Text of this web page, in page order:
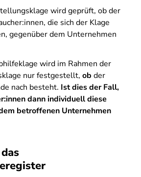
wird geprüft, ob der
die sich der Klage
gegenüber dem Unternehmen
wird im Rahmen der
nur festgestellt, ob der
nach besteht. Ist dies der Fall,
dann individuell diese
betroffenen Unternehmen